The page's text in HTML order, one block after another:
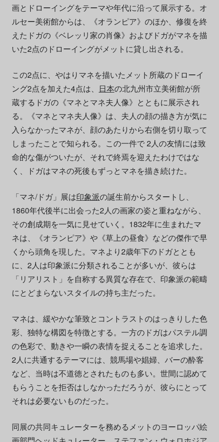
画とドローイングをテーマや年代に沿って展示する。オ
ルセー美術館からは、《オランピア》のほか、修復を終
えたドガの《ベレッリ家の肖像》およびドガがマネを描
いた2点のドローイングがメットに貸し出される。
この2点に、やはりマネを描いたメット所蔵のドローイ
ング2点を加えた4点は、 日本の北九州市立美術館が所
蔵するドガの《マネとマネ夫人像》とともに展示され
る。《マネとマネ夫人像》は、夫人の顔の描き方が気に
入らなかったマネが、顔のあたりから右側を切り取って
しまったことで知られる。この一件で 2人の友情には致
命的な傷がついたが、それで終焉を迎えたわけではな
く、ドガはマネの死後もずっとマネを描き続けた。
「マネ/ドガ」展は印象派の誕生前からスタートし、
1860年代後半に出会った2人の画家の姿と重ねながら、
その創成期を一気に見せていく。1832年に生まれたマ
ネは、《オランピア》や《草上の昼食》などの傑作で早
くから頭角を現した。マネより2歳年下のドガととも
に、2人は印象派に分類されることが多いが、彼らは
「リアリスト」を自称する異質な存在で、印象派の範疇
にとどまらないスタイルの持ち主だった。
マネは、緩やかな筆致とコントラストのはっきりした色
彩、独特な構図を特徴とする。一方のドガはパステル調
の色彩で、動きや一瞬の表情を捉えることを追求した。
2人に共通するテーマには、競馬場や娼婦、バーの酔客
など、当時は不道徳とされたものも多い。世間に認めて
もらうことを拒否はしなかっただろうが、彼らにとって
それは必要ないものだった。
同展の共同キュレーターを務めるメットのヨーロッパ絵